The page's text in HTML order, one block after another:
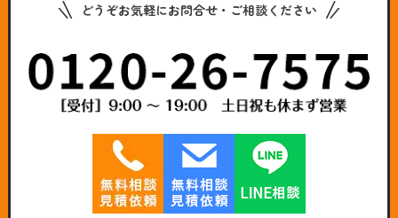
どうぞお気軽にお問合せ・ご相談ください